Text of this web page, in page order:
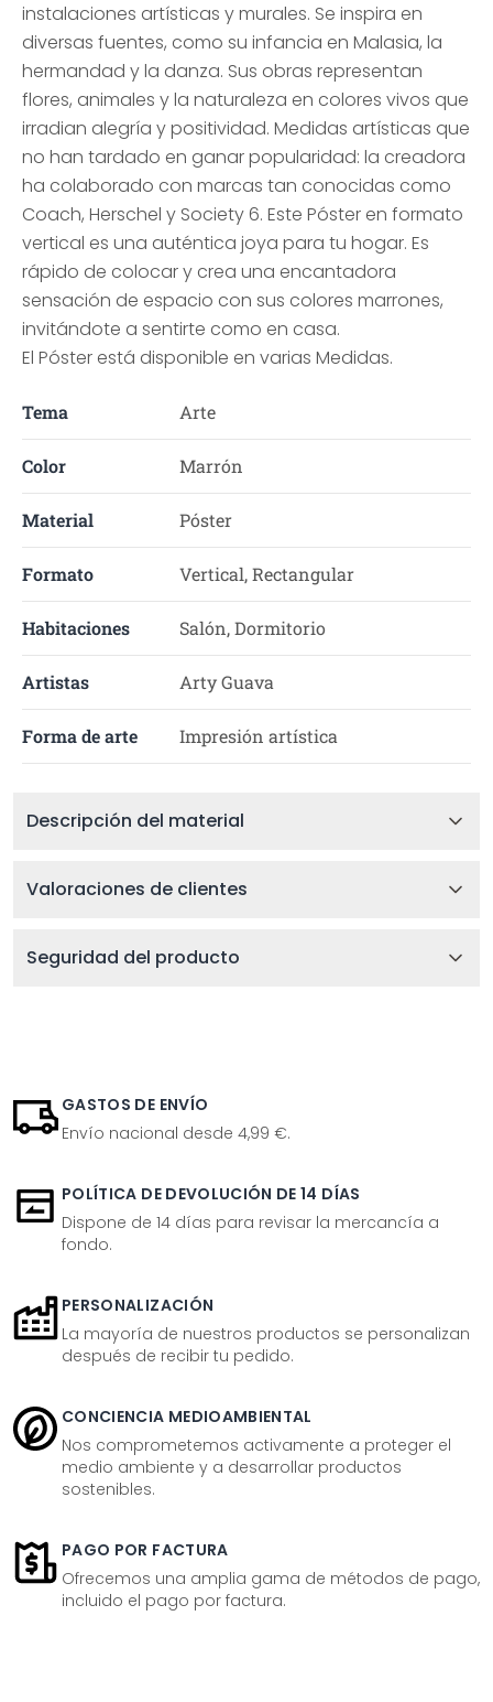
instalaciones artísticas y murales. Se inspira en
diversas fuentes, como su infancia en Malasia, la
hermandad y la danza. Sus obras representan
flores, animales y la naturaleza en colores vivos que
irradian alegría y positividad. Medidas artísticas que
no han tardado en ganar popularidad: la creadora
ha colaborado con marcas tan conocidas como
Coach, Herschel y Society 6. Este Póster en formato
vertical es una auténtica joya para tu hogar. Es
rápido de colocar y crea una encantadora
sensación de espacio con sus colores marrones,
invitándote a sentirte como en casa.
El Póster está disponible en varias Medidas.
Tema Arte
Color Marrón
Material Póster
Formato Vertical, Rectangular
Habitaciones Salón, Dormitorio
Artistas Arty Guava
Forma de arte Impresión artística
Descripción del material
Valoraciones de clientes
Seguridad del producto
GASTOS DE ENVÍO
Envío nacional desde 4,99 €.
POLÍTICA DE DEVOLUCIÓN DE 14 DÍAS
Dispone de 14 días para revisar la mercancía a
fondo.
PERSONALIZACIÓN
La mayoría de nuestros productos se personalizan
después de recibir tu pedido.
CONCIENCIA MEDIOAMBIENTAL
Nos comprometemos activamente a proteger el
medio ambiente y a desarrollar productos
sostenibles.
PAGO POR FACTURA
Ofrecemos una amplia gama de métodos de pago,
incluido el pago por factura.